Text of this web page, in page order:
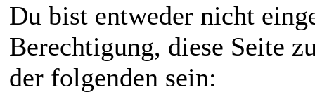
Du bist entweder nicht
Berechtigung, diese Seite
der folgenden sein: